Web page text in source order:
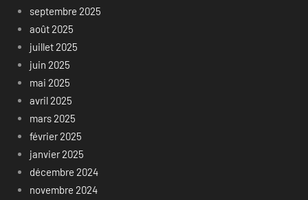
septembre 2025
août 2025
juillet 2025
juin 2025
mai 2025
avril 2025
mars 2025
février 2025
janvier 2025
décembre 2024
novembre 2024